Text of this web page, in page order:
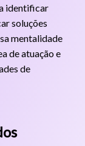
identificar
soluções
mentalidade
de atuação e
de